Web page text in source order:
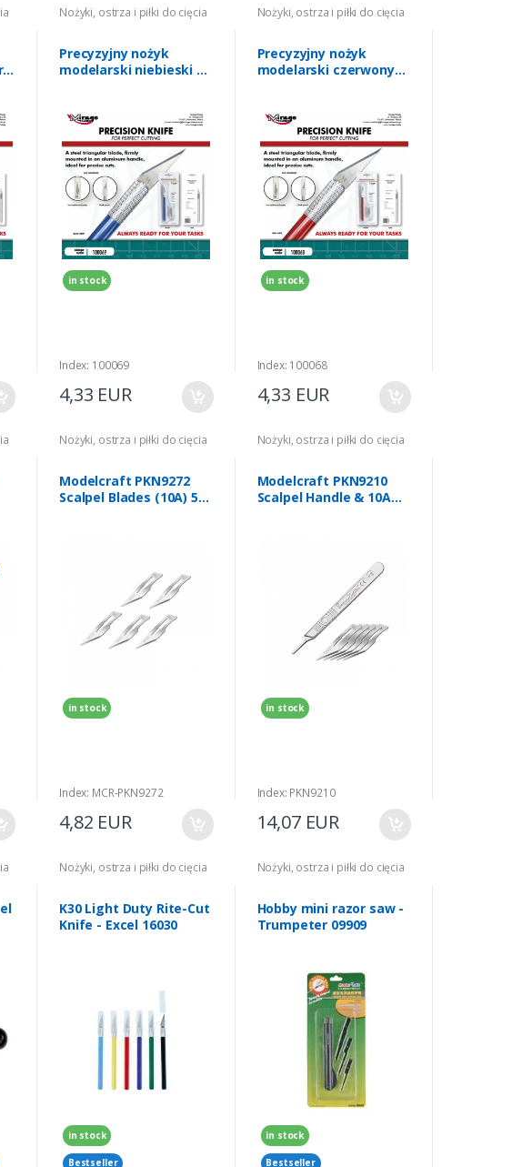
Nożyki, ostrza i piłki do cięcia
Precyzyjny nożyk
modelarski niebieski nr
in stock
Index: 100069
4,33 EUR
Nożyki, ostrza i piłki do cięcia
Precyzyjny nożyk
modelarski czerwony
in stock
Index: 100068
4,33 EUR
Nożyki, ostrza i piłki do cięcia
Modelcraft PKN9272
Scalpel Blades (10A) 5
in stock
Index: MCR-PKN9272
4,82 EUR
Nożyki, ostrza i piłki do cięcia
Modelcraft PKN9210
Scalpel Handle & 10A
in stock
Index: PKN9210
14,07 EUR
Nożyki, ostrza i piłki do cięcia
K30 Light Duty Rite-Cut
Knife - Excel 16030
in stock
Bestseller
Nożyki, ostrza i piłki do cięcia
Hobby mini razor saw -
Trumpeter 09909
in stock
Bestseller